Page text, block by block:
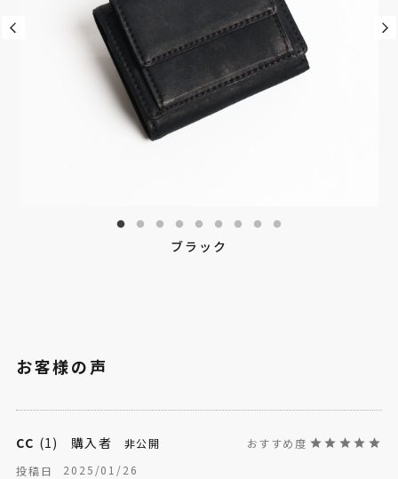
ブラック
CC 1 購入者
非公開
投稿日
2025/01/26